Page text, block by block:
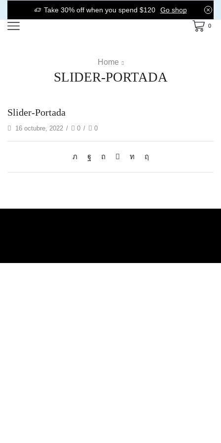
Take 30% off when you spend $120 Go shop
0
Home
SLIDER-PORTADA
Slider-Portada
16 octubre, 2022 / 0 / 0